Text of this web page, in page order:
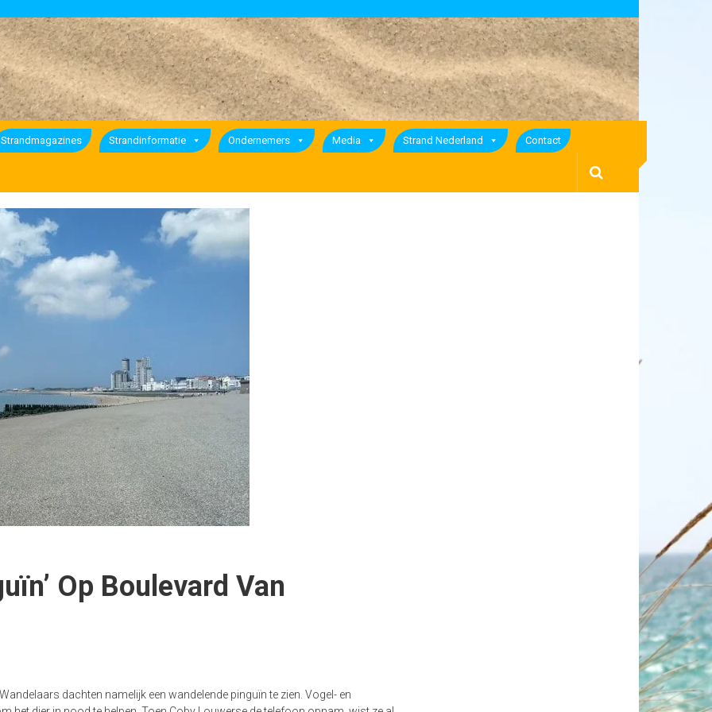
Strandmagazines Strandinformatie Ondernemers Media Strand Nederland Contact
Op Boulevard Van
dachten namelijk een wandelende pinguïn te zien. Vogel- en